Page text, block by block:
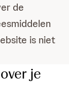
de
is niet
je